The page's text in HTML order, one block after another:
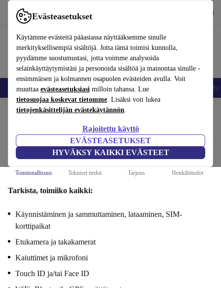
Evästeasetukset
Käytämme evästeitä pääasiassa näyttääksemme sinulle
merkityksellisempiä sisältöjä. Jotta tämä toimisi kunnolla,
pyydämme suostumustasi, jotta voimme analysoida
selainkäyttäytymistäsi ja personoida sisältöä ja mainontaa sinulle -
ensimmäisen ja kolmannen osapuolen evästeiden avulla. Voit
muuttaa evästeasetuksiasi milloin tahansa. Lue
tietosuojaa koskevat tietomme. Lisäksi voit lukea
tietojenkäsittelijän evästekäytännön.
Rajoitettu käyttö
EVÄSTEASETUKSET
HYVÄKSY KAIKKI EVÄSTEET
Käytä refurbed-palvelua nopeasti ja helposti
Matkapuhelimet ja älypuhelimet Kannettavat tietokoneet
Toiminnallisuus
Vaiheet 1/4
Toiminnallisuus Tekniset tiedot Tarjous Henkilötiedot
Tarkista, toimiiko kaikki:
Käynnistäminen ja sammuttaminen, lataaminen, SIM-
korttipaikat
Etukamera ja takakamerat
Kaiuttimet ja mikrofoni
Touch ID ja/tai Face ID